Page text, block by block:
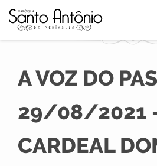
A VOZ DO
29/08/2021
CARDEAL